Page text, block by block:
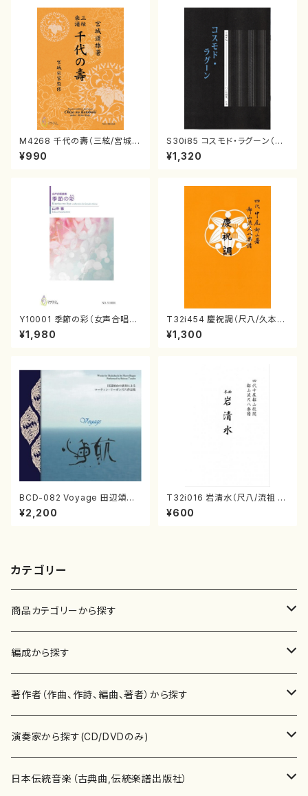
M4268 千代の壽（三絃/宮城道
雄著・宮城宗家監修/三絃楽譜）
¥990
S30i85 コスモド・ラグーン（箏
2，17，三，尺/沢井比河流/楽譜）
¥1,320
Y10001 季節の彩（女声合唱、
ピアノ/山岸徹/楽譜）
¥1,980
T32i454 慶祝調（尺八/久本玄
智/楽譜）都山流公刊楽譜曲番:2
161
¥1,300
BCD-082 Voyage 田辺頌山
の演奏によるマーティン・リーガ
ン尺八作品集（田辺頌山/マーテ
¥2,200
T32i016 岩清水（尺八/流祖 中
尾都山/楽譜）都山：15
¥600
カテゴリー
商品カテゴリーから探す
楽譜
書籍
書籍
テキストブック
CD・DVD
チケット
編成から探す
邦楽器
箏・琴（ソロ）
箏・琴（合奏）
合唱
混声合唱
歌・声
著作者（作曲、作詩、編曲、著者）から探す
あ行
青木省三(アオキ ショウゾウ)
か行
演奏家から探す(CD/DVDのみ)
邦楽（箏、三味線、尺八等）演奏家
日本伝統音楽（古典曲,伝統楽譜出版社）